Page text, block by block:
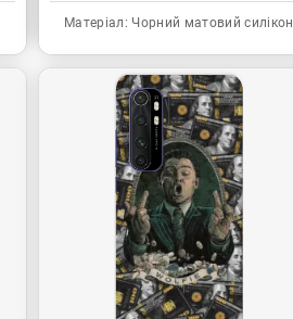
Матеріал: Чорний матовий силікон